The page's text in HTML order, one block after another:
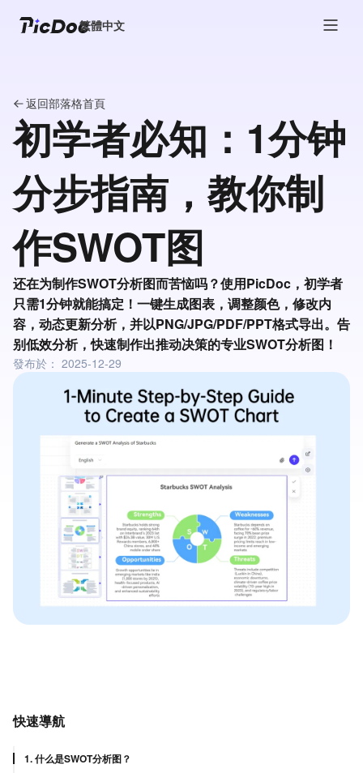
繁體中文
返回部落格首頁
初学者必知：1分钟
分步指南，教你制
作SWOT图
还在为制作SWOT分析图而苦恼吗？使用PicDoc，初学者
只需1分钟就能搞定！一键生成图表，调整颜色，修改内
容，动态更新分析，并以PNG/JPG/PDF/PPT格式导出。告
别低效分析，快速制作出推动决策的专业SWOT分析图！
發布於： 2025-12-29
快速導航
1. 什么是SWOT分析图？